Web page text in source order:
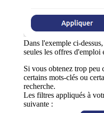
Dans l'exemple ci-
seules les offres d'emploi
Si vous obtenez trop peu
certains mots-clés ou
recherche.
Les filtres appliqués à
suivante :